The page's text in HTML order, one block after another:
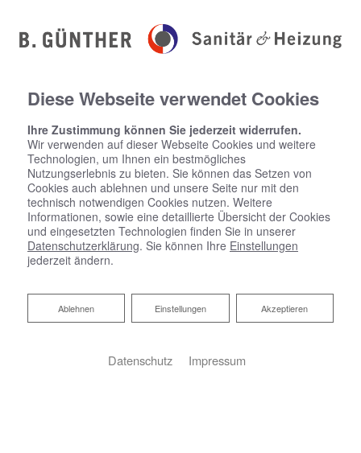
Downloadbereich
Kundenzeitung
Diese Webseite verwendet Cookies
Ihre Zustimmung können Sie jederzeit widerrufen.
Wir verwenden auf dieser Webseite Cookies und weitere
Technologien, um Ihnen ein bestmögliches
Nutzungserlebnis zu bieten. Sie können das Setzen von
Cookies auch ablehnen und unsere Seite nur mit den
technisch notwendigen Cookies nutzen. Weitere
Informationen, sowie eine detaillierte Übersicht der Cookies
und eingesetzten Technologien finden Sie in unserer
Datenschutzerklärung. Sie können Ihre Einstellungen
jederzeit ändern.
Akzeptieren
Einstellungen
Ablehnen
Ablehnen
Datenschutz Impressum